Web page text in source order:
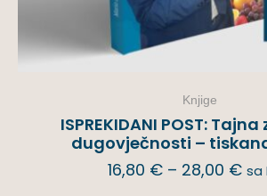
Knjige
ISPREKIDANI POST:
dugovječnosti –
16,80 € – 28,00 € sa